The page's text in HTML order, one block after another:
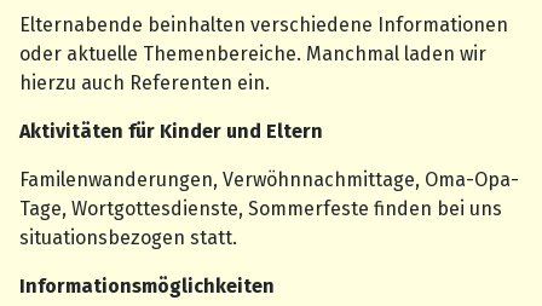
Elternabende beinhalten verschiedene Informationen
oder aktuelle Themenbereiche. Manchmal laden wir
hierzu auch Referenten ein.
Aktivitäten für Kinder und Eltern
Familenwanderungen, Verwöhnnachmittage, Oma-Opa-
Tage, Wortgottesdienste, Sommerfeste finden bei uns
situationsbezogen statt.
Informationsmöglichkeiten